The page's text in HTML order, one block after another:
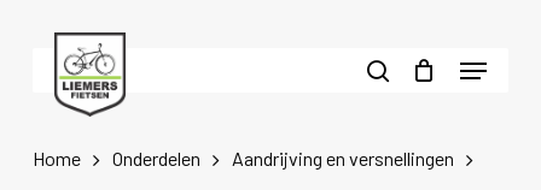
Menu
Home Onderdelen
Aandrijving en versnellingen